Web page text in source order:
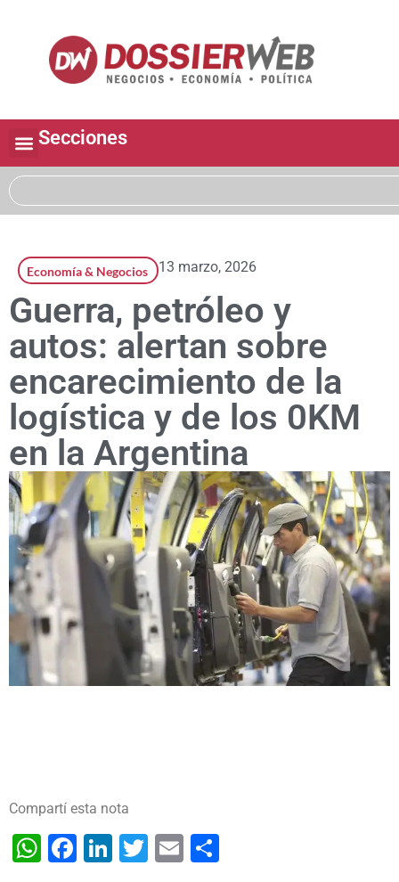
Secciones
Economía & Negocios 13 marzo, 2026
Guerra, petróleo y
autos: alertan sobre
encarecimiento de la
logística y de los 0KM
en la Argentina
Compartí esta nota
WhatsApp
Facebook
LinkedIn
Twitter
Email